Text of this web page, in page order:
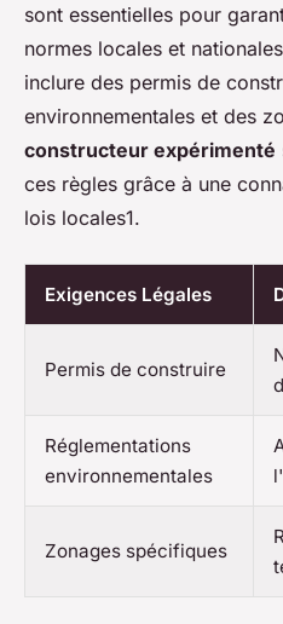
sont essentielles pour
normes locales et
inclure des permis de
environnementales et des
constructeur expérimenté
ces règles grâce à une
lois locales1.
Exigences Légales
Permis de construire
Réglementations
environnementales
Zonages spécifiques